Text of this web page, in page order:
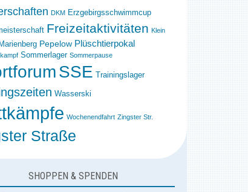
DKM Erzgebirgsschwimmcup
Freizeitaktivitäten Klein
Marienberg Pepelow Plüschtierpokal
Sommerlager Sommerpause
SSE Trainingslager
Wasserski
Wochenendfahrt Zingster Str.
Straße
SHOPPEN & SPENDEN